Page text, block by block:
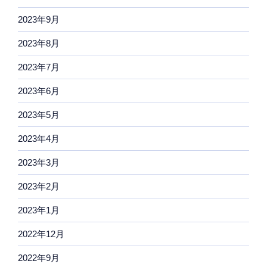
2023年9月
2023年8月
2023年7月
2023年6月
2023年5月
2023年4月
2023年3月
2023年2月
2023年1月
2022年12月
2022年9月